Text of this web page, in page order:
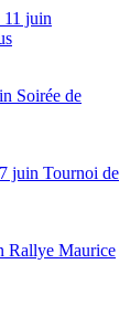
11 juin
Soirée de
juin Tournoi de
Rallye Maurice